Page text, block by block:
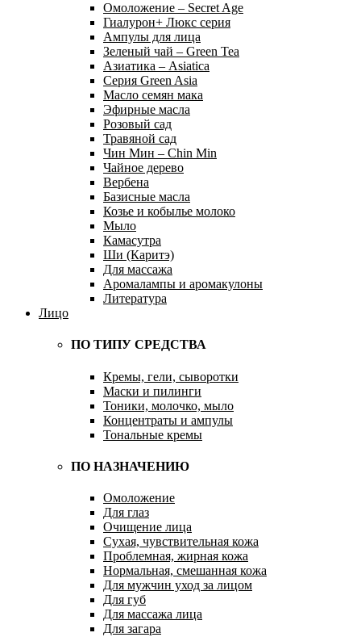
Омоложение – Secret Age
Гиалурон+ Люкс серия
Ампулы для лица
Зеленый чай – Green Tea
Азиатика – Asiatica
Серия Green Asia
Масло семян мака
Эфирные масла
Розовый сад
Травяной сад
Чин Мин – Chin Min
Чайное дерево
Вербена
Базисные масла
Козье и кобылье молоко
Мыло
Камасутра
Ши (Каритэ)
Для массажа
Аромалампы и аромакулоны
Литература
Лицо
ПО ТИПУ СРЕДСТВА
Кремы, гели, сыворотки
Маски и пилинги
Тоники, молочко, мыло
Концентраты и ампулы
Тональные кремы
ПО НАЗНАЧЕНИЮ
Омоложение
Для глаз
Очищение лица
Сухая, чувствительная кожа
Проблемная, жирная кожа
Нормальная, смешанная кожа
Для мужчин уход за лицом
Для губ
Для массажа лица
Для загара